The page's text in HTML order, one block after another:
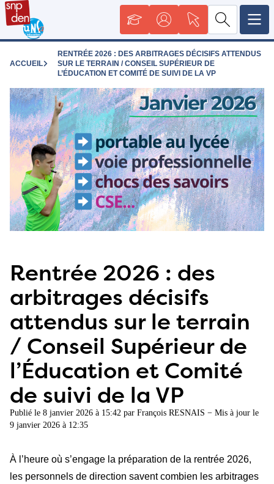
ACCUEIL
RENTRÉE 2026 : DES ARBITRAGES DÉCISIFS ATTENDUS
SUR LE TERRAIN / CONSEIL SUPÉRIEUR DE
L’ÉDUCATION ET COMITÉ DE SUIVI DE LA VP
Rentrée 2026 : des
arbitrages décisifs
attendus sur le terrain
/ Conseil Supérieur de
l’Éducation et Comité
de suivi de la VP
Publié le 8 janvier 2026 à 15:42 par François RESNAIS − Mis à jour le
9 janvier 2026 à 12:35
À l’heure où s’engage la préparation de la rentrée 2026,
les personnels de direction savent combien les arbitrages